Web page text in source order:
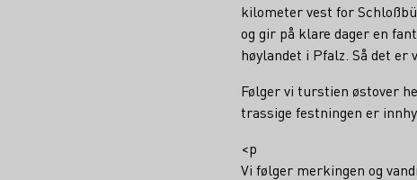
kilometer vest for
og gir på klare dager en
høylandet i Pfalz. Så det er
Følger vi turstien østover
trassige festningen er
<p
Vi følger merkingen og